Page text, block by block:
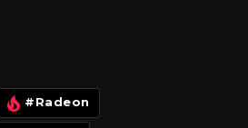
#Radeon